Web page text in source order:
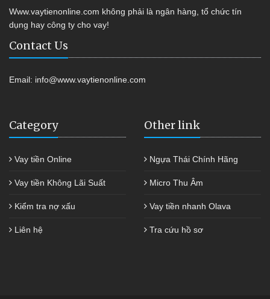
Www.vaytienonline.com không phải là ngân hàng, tổ chức tín
dụng hay công ty cho vay!
Contact Us
Email: info@www.vaytienonline.com
Category
Vay tiền Online
Vay tiền Không Lãi Suất
Kiểm tra nợ xấu
Liên hệ
Other link
Ngựa Thái Chính Hãng
Micro Thu Âm
Vay tiền nhanh Olava
Tra cứu hồ sơ